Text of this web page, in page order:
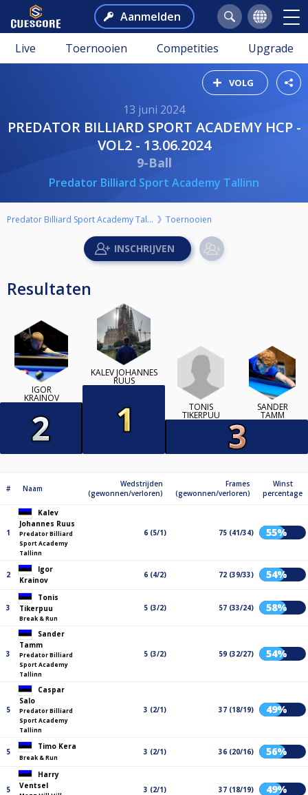
Aanmelden
Live Toernooien Competities Upgrade
VOLG
13 juni 2024
PREDATOR BILLIARD SPORT ACADEMY HCP -
VOL2 - 13.06.2024
9-Ball
Predator Billiard Sport Academy Tallinn
Predator Billiard Sport Academy Tallinn Toernooien
Resultaten
IGOR
KRAINOV
KALEV JOHANNES
RUUS
TONIS
TIKERPUU
SANDER
TAMM
# Naam
Wedstrijden
(gewonnen/verloren)
Frames
(gewonnen/verloren)
Winst
percentage
1
Kalev
Johannes Ruus
Predator Billiard
Sport Academy
Tallinn
6 (5/1) 75 (41/34) 55%
2
Igor
Krainov
6 (4/2) 72 (39/33) 54%
3
Tonis
Tikerpuu
Break & Run
5 (3/2) 57 (33/24) 58%
3
Sander
Tamm
Predator Billiard
Sport Academy
Tallinn
5 (3/2) 59 (32/27) 54%
5
Caspar
Salo
Predator Billiard
Sport Academy
Tallinn
3 (2/1) 37 (18/19) 49%
5
Timo Kera
Break & Run
3 (2/1) 36 (20/16) 56%
5
Harry
Ventsel
3 (2/1) 37 (18/19) 49%